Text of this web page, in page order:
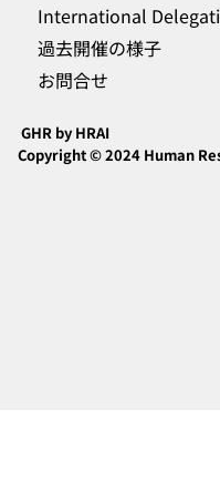
International
過去開催の様子
お問合せ
GHR by HRAI
Copyright © 2024 Human